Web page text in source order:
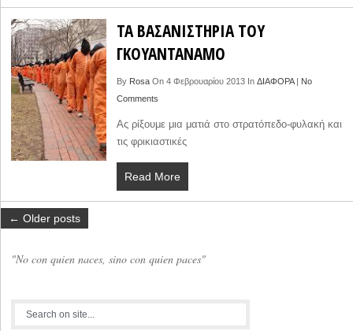
ΤΑ ΒΑΣΑΝΙΣΤΗΡΙΑ ΤΟΥ
ΓΚΟΥΑΝΤΑΝΑΜΟ
By RosaOn 4 Φεβρουαρίου 2013 In ΔΙΑΦΟΡΑ|
No
Comments
Ας ρίξουμε μια ματιά στο στρατόπεδο-φυλακή και
τις φρικιαστικές
Read More
← Older posts
"No con quien naces, sino con quien paces"